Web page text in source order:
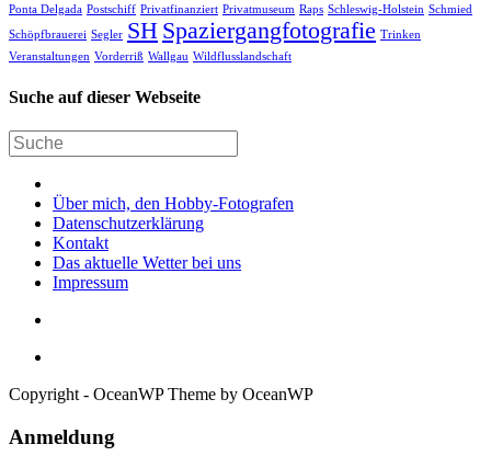
Ponta Delgada Postschiff Privatfinanziert Privatmuseum Raps Schleswig-Holstein Schmied
Schöpfbrauerei Segler SH Spaziergangfotografie Trinken
Veranstaltungen Vorderriß Wallgau Wildflusslandschaft
Suche auf dieser Webseite
Über mich, den Hobby-Fotografen
Datenschutzerklärung
Kontakt
Das aktuelle Wetter bei uns
Impressum
Copyright - OceanWP Theme by OceanWP
Anmeldung